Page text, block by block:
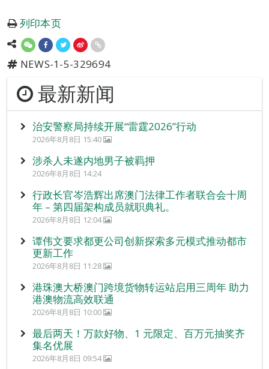
列印本页
NEWS-1-5-329694
最新新闻
治安警察局持续开展“雷霆2026”行动
2026年8月8日 15:40
涉杀人未遂内地男子被羁押
2026年8月8日 14:24
行政长官岑浩辉出席澳门法律工作者联合会十周
年 – 第四届架构成员就职典礼。
2026年8月8日 12:04
谭伟文要求都更公司创新探索多元模式推动都市
更新工作
2026年8月8日 11:28
港珠澳大桥澳门跨境货物转运站启用三周年 助力
港澳物流高效联通
2026年8月8日 10:00
最后两天！万款好物、1 元限定、百万元抽奖齐
集名优展
2026年8月8日 09:54